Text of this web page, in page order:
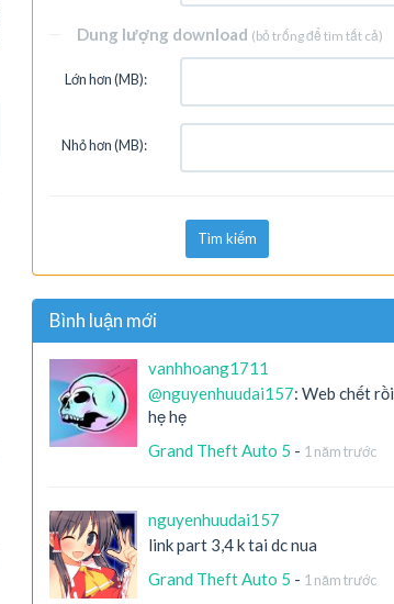
Dung lượng download (bỏ trống để tìm tất cả)
Lớn hơn (MB):
Nhỏ hơn (MB):
Tìm kiếm
Bình luận mới
vanhhoang1711
@nguyenhuudai157: Web chết rồi
hẹ hẹ
Grand Theft Auto 5 - 1 năm trước
nguyenhuudai157
link part 3,4 k tai dc nua
Grand Theft Auto 5 - 1 năm trước